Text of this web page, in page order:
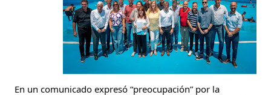
En un comunicado expresó “preocupación” por la